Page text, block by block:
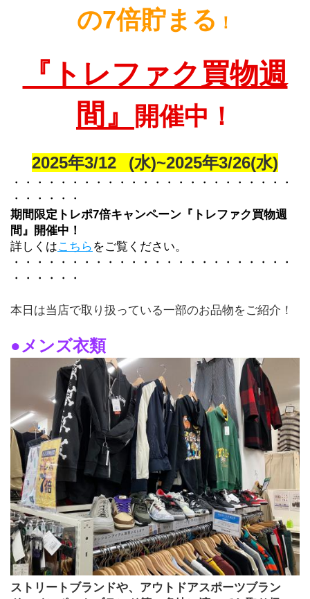
の7倍貯まる ！
『トレファク買物週
間』
開催中！
2025年3/12	(水)~2025年3/26(水)
・・・・・・・・・・・・・・・・・・・・・・・・
・・・・・・
期間限定トレポ7倍キャンペーン『トレファク買物週
間』開催中！
詳しくはこちら をご覧ください。
・・・・・・・・・・・・・・・・・・・・・・・・
・・・・・・
本日は当店で取り扱っている一部のお品物をご紹介！
●メンズ衣類
ストリートブランドや、アウトドアスポーツブラン